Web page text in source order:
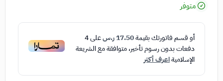
متوفر
أو قسم فاتورتك بقيمة17.50 ر.س على4
دفعات بدون رسوم تأخير، متوافقة مع الشريعة
الإسلاميةاعرف أكثر